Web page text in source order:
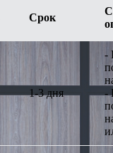
Срок
1-3 дня
-
-